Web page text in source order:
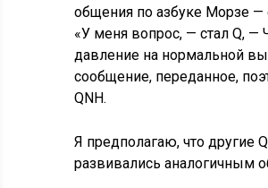
общения по азбуке Морзе
«У меня вопрос, — стал Q, —
давление на нормальной
сообщение, переданное,
QNH.
Я предполагаю, что другие
развивались аналогичным